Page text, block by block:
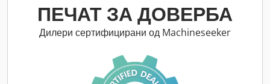
ПЕЧАТ ЗА ДОВЕРБА
Дилери сертифицирани од Machineseeker